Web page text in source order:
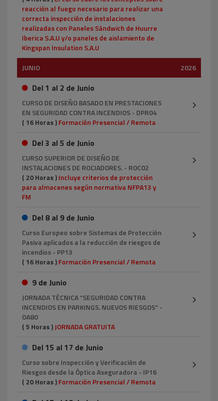
reacción al fuego necesario para realizar una
correcta inspección de instalaciones
realizadas con Paneles Sándwich de Huurre
Iberica S.A.U y/o paneles de aislamiento de
Kingspan Insulation S.A.U
JUNIO
2026
Del 1 al 2 de Junio
CURSO DE DISEÑO BASADO EN PRESTACIONES
EN SEGURIDAD CONTRA INCENDIOS - DPR04
( 16 Horas )Formación Presencial / Remota
Del 3 al 5 de Junio
CURSO SUPERIOR DE DISEÑO DE
INSTALACIONES DE ROCIADORES. - ROC02
( 20 Horas )Incluye criterios de protección
para almacenes según normativa NFPA13 y
FM
Del 8 al 9 de Junio
Curso Europeo sobre Sistemas de Protección
Pasiva aplicados a la reducción de riesgos de
incendios - PP13
( 16 Horas )Formación Presencial / Remota
9 de Junio
JORNADA TÉCNICA “SEGURIDAD CONTRA
INCENDIOS EN PARKINGS. NUEVOS RIESGOS” -
OA80
( 5 Horas )JORNADA GRATUITA
Del 15 al 17 de Junio
Curso sobre Inspección y Verificación de
Riesgos desde la Óptica Aseguradora - IP16
( 20 Horas )Formación Presencial / Remota